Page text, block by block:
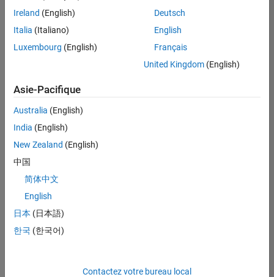
recherche
ou
afficher
l’ensemble
d'emploi.
malgré
tout
vous
trouvez
pas
d'offre
corresponde
à vos
Ireland (English)
Italia (Italiano)
Luxembourg (English)
Deutsch
English
Français
United Kingdom(English)
Asie-Pacifique
Australia (English)
India (English)
New Zealand (English)
中国
简体中文
English
日本 (日本語)
한국 (한국어)
Contactez votre bureau local